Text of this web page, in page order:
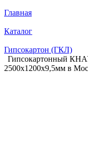
Главная
Каталог
Гипсокартон (ГКЛ)
Гипсокартонный
2500x1200x9,5мм в